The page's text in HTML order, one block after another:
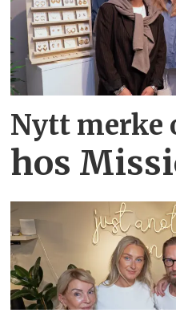
Nytt merke
hos